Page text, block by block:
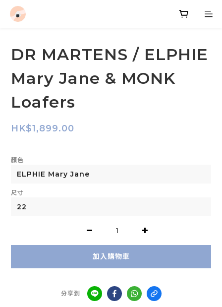
DR MARTENS / ELPHIE
Mary Jane & MONK
Loafers
HK$1,899.00
顏色
尺寸
加入購物車
分享到